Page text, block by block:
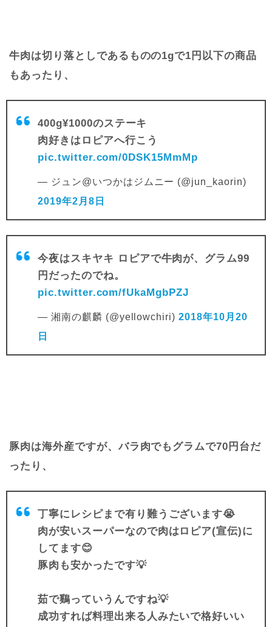
牛肉は切り落としであるものの1gで1円以下の商品
もあったり、
400g¥1000のステーキ
肉好きはロピアへ行こう
pic.twitter.com/0DSK15MmMp
— ジュン@いつかはジムニー (@jun_kaorin)
2019年2月8日
今夜はスキヤキ ロピアで牛肉が、グラム99
円だったのでね。
pic.twitter.com/fUkaMgbPZJ
— 湘南の麒麟 (@yellowchiri)2018年10月20
日
豚肉は海外産ですが、バラ肉でもグラムで70円台だ
ったり、
丁寧にレシピまで有り難うございます😭
肉が安いスーパーなので肉はロピア(宣伝)に
してます😊
豚肉も安かったです💡
茹で鷄っていうんですね💡
成功すれば料理出来る人みたいで格好いい